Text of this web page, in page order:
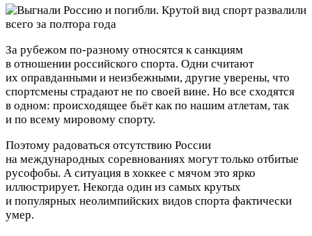
За рубежом по-разному относятся к санкциям
в отношении российского спорта. Одни считают
их оправданными и неизбежными, другие уверены, что
спортсмены страдают не по своей вине. Но все сходятся
в одном: происходящее бьёт как по нашим атлетам, так
и по всему мировому спорту.
Поэтому радоваться отсутствию России
на международных соревнованиях могут только отбитые
русофобы. А ситуация в хоккее с мячом это ярко
иллюстрирует. Некогда один из самых крутых
и популярных неолимпийских видов спорта фактически
умер.